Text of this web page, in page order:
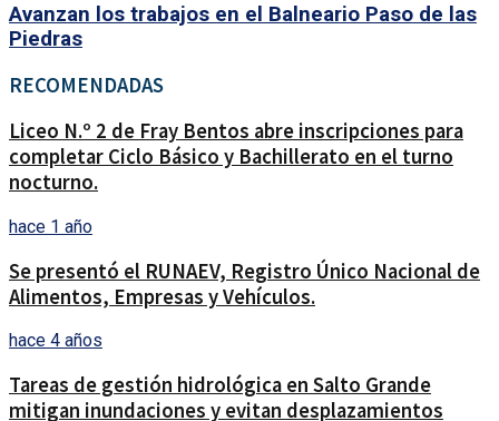
Avanzan los trabajos en el Balneario Paso de las
Piedras
RECOMENDADAS
Liceo N.º 2 de Fray Bentos abre inscripciones para
completar Ciclo Básico y Bachillerato en el turno
nocturno.
hace 1 año
Se presentó el RUNAEV, Registro Único Nacional de
Alimentos, Empresas y Vehículos.
hace 4 años
Tareas de gestión hidrológica en Salto Grande
mitigan inundaciones y evitan desplazamientos